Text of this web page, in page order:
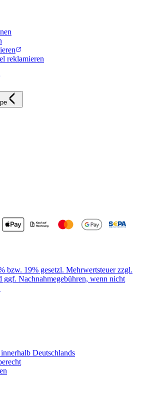
reklamieren
bzw. 19% gesetzl. Mehrwertsteuer zzgl.
ggf. Nachnahmegebühren, wenn nicht
Deutschlands